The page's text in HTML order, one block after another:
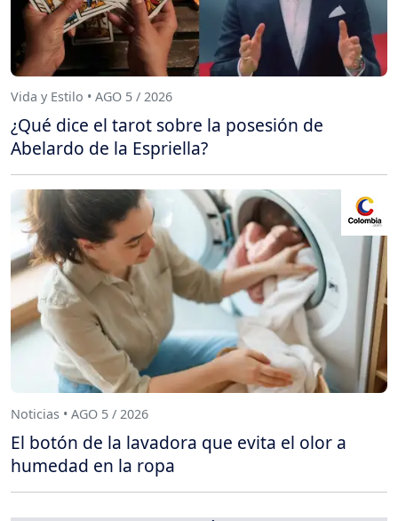
Vida y Estilo • AGO 5 / 2026
¿Qué dice el tarot sobre la posesión de
Abelardo de la Espriella?
Noticias • AGO 5 / 2026
El botón de la lavadora que evita el olor a
humedad en la ropa